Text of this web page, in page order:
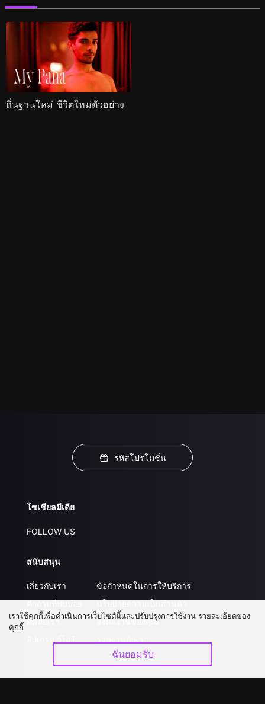
ถิ่นฐานใหม่ ชีวิตใหม่ตัวอย่าง
รหัสโปรโมชั่น
โซเชียลมีเดีย
FOLLOW US
สนับสนุน
เกี่ยวกับเรา
ติดต่อเรา
ข้อกำหนดในการให้บริการ
ส่งผลงานของคุณ
เราใช้คุกกี้เพื่อดำเนินการเว็บไซต์นี้และปรับปรุงการใช้งาน รายละเอียดของ
คุกกี้
ฉันยอมรับ